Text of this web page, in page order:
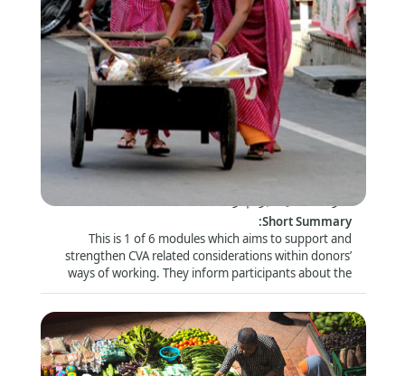
relevance for this audience.
Donor Module 5 - Donors' role in influencing
Short Summary
:
This is 1 of 6 modules which aims to support and
strengthen CVA related considerations within donors’
ways of working. They inform participants about the
latest trends and debates and look closely at specific
of particular relevance for this audience.